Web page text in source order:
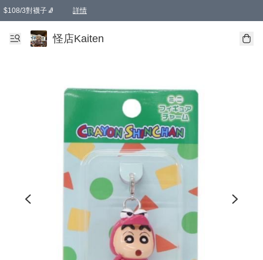
$108/3對襪子🧦 詳情
卡通傘☂️2把8折
購物滿 HKD 650.00即享免運費優惠！（適用於 本地送貨、本地取貨 )
怪店Kaiten